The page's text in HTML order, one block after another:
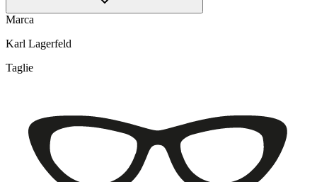
Marca
Karl Lagerfeld
Taglie